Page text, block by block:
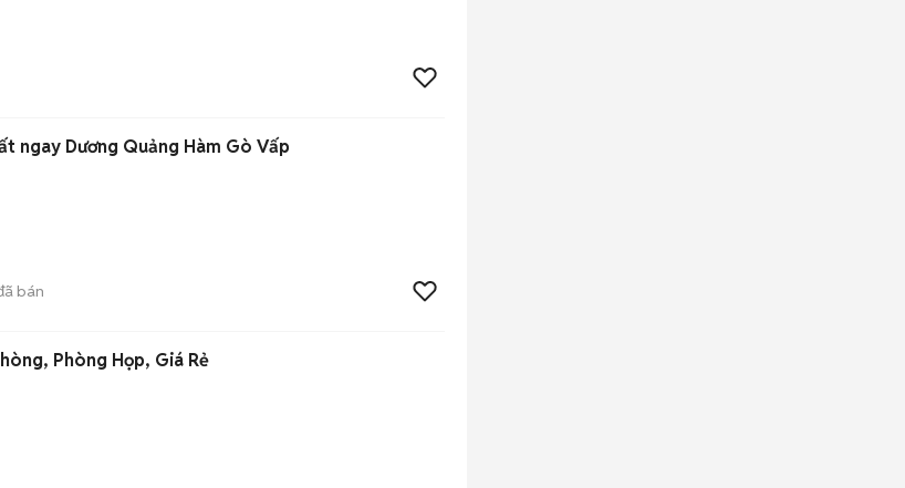
ngay Dương Quảng Hàm Gò Vấp
bán
Phòng Họp, Giá Rẻ